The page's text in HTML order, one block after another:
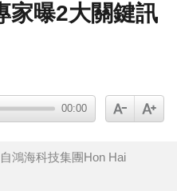
家曝2大關鍵訊
00:00
鴻海科技集團Hon Hai